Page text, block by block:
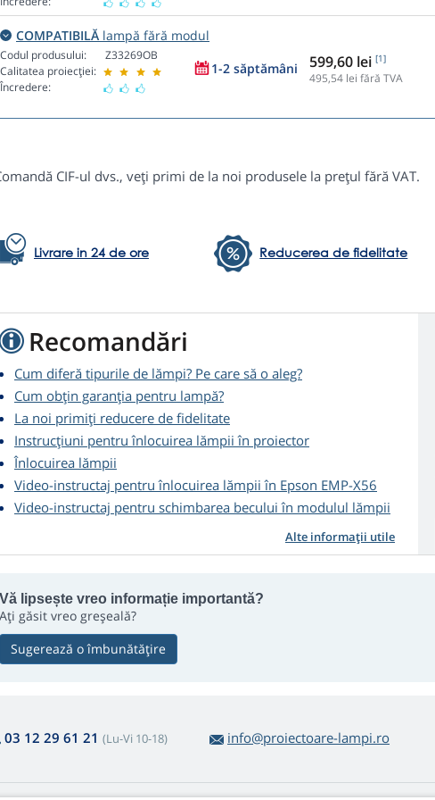
COMPATIBILĂ lampă fără modul
Codul produsului:
Calitatea proiecției:
Încredere:
Z33269OB
1-2 săptămâni 599,60 lei [1]
495,54 lei fără TVA
CIF-ul dvs., veți primi de la noi produsele la prețul fără VAT.
Livrare in 24 de ore Reducerea de fidelitate
Recomandări
Cum diferă tipurile de lămpi? Pe care să o aleg?
Cum obțin garanția pentru lampă?
La noi primiți reducere de fidelitate
Instrucțiuni pentru înlocuirea lămpii în proiector
Înlocuirea lămpii
Video-instructaj pentru înlocuirea lămpii în Epson EMP-X56
Video-instructaj pentru schimbarea becului în modulul lămpii
Alte informații utile
Vă lipsește vreo informație importantă?
Ați găsit vreo greșeală?
Sugerează o îmbunătățire
03 12 29 61 21 (Lu-Vi 10-18) info@proiectoare-lampi.ro